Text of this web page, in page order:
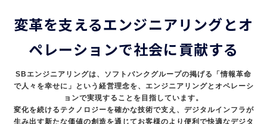
変革を支えるエンジニアリングとオ
ペレーションで社会に貢献する
SBエンジニアリングは、ソフトバンクグループの掲げる「情報革命
で人々を幸せに」という経営理念を、エンジニアリングとオペレーシ
ョンで実現することを目指しています。
変化を続けるテクノロジーを確かな技術で支え、デジタルインフラが
生み出す新たな価値の創造を通じてお客様のより便利で快適なデジタ